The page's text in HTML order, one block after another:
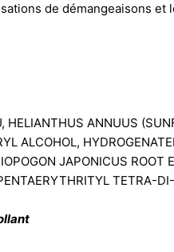
de démangeaisons
HELIANTHUS ANNUUS
ALCOHOL,
JAPONICUS ROOT
TETRA-